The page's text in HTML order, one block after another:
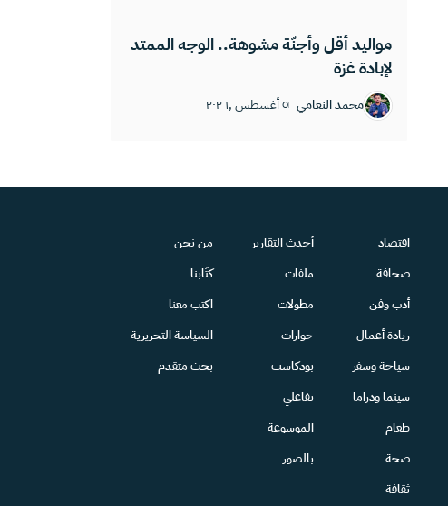
مواليد أقل وأجنّة مشوهة.. الوجه الممتد
لإبادة غزة
محمد النعامي ٥ أغسطس ,٢٠٢٦
اقتصاد
صحافة
أدب وفن
ريادة أعمال
سياحة وسفر
سينما ودراما
طعام
صحة
ثقافة
أحدث التقارير
ملفات
مطولات
حوارات
بودكاست
تفاعلي
الموسوعة
بالصور
من نحن
كتّابنا
اكتب معنا
السياسة التحريرية
بحث متقدم